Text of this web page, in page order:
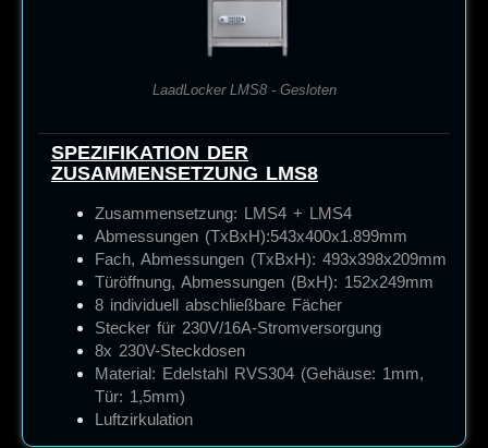
LaadLocker LMS8 - Gesloten
SPEZIFIKATION DER
ZUSAMMENSETZUNG LMS8
Zusammensetzung: LMS4 + LMS4
Abmessungen (TxBxH):543x400x1.899mm
Fach, Abmessungen (TxBxH): 493x398x209mm
Türöffnung, Abmessungen (BxH): 152x249mm
8 individuell abschließbare Fächer
Stecker für 230V/16A-Stromversorgung
8x 230V-Steckdosen
Material: Edelstahl RVS304 (Gehäuse: 1mm,
Tür: 1,5mm)
Luftzirkulation